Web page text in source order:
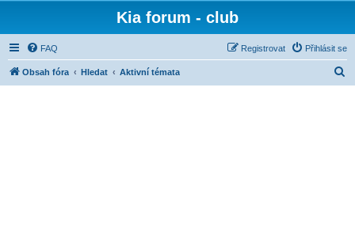
Kia forum - club
FAQ Přihlásit se
Registrovat
Obsah fóra Hledat Aktivní témata